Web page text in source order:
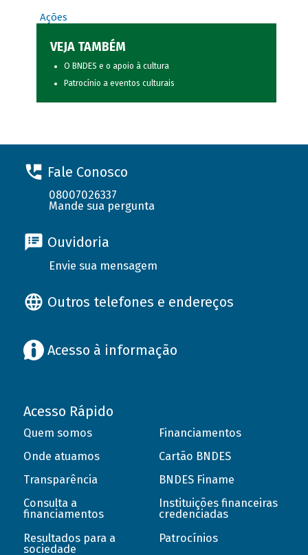
Ações
VEJA TAMBÉM
O BNDES e o apoio à cultura
Patrocínio a eventos culturais
Fale Conosco
08007026337
Mande sua pergunta
Ouvidoria
Envie sua mensagem
Outros telefones e endereços
Acesso à informação
Acesso Rápido
Quem somos
Onde atuamos
Transparência
Consulta a
financiamentos
Resultados para a
sociedade
Financiamentos
Cartão BNDES
BNDES Finame
Instituições financeiras
credenciadas
Patrocínios